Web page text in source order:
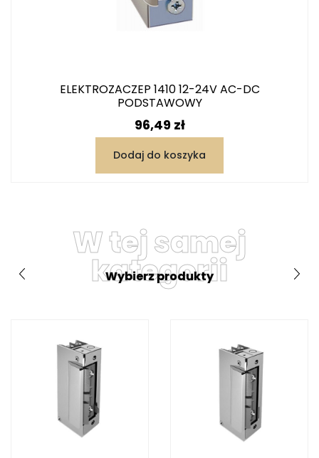
ELEKTROZACZEP 1410 12-24V AC-DC
PODSTAWOWY
Cena
96,49 zł
Dodaj do koszyka
W tej samej
kategorii
Wybierz produkty